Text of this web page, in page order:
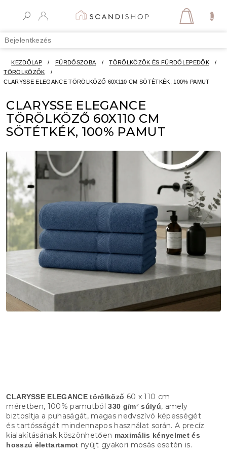
Bejelentkezés
KOSÁR
KEZDŐLAP / FÜRDŐSZOBA / TÖRÖLKÖZŐK ÉS FÜRDŐLEPEDŐK
/
TÖRÖLKÖZŐK
/
CLARYSSE ELEGANCE TÖRÖLKÖZŐ 60X110 CM SÖTÉTKÉK, 100% PAMUT
CLARYSSE ELEGANCE
TÖRÖLKÖZŐ 60X110 CM
SÖTÉTKÉK, 100% PAMUT
CLARYSSE ELEGANCE törölköző 60 x 110 cm
méretben, 100% pamutból330 g/m² súlyú, amely
biztosítja a puhaságát, magas nedvszívó képességét
és tartósságát mindennapos használat során. A precíz
kialakításának köszönhetően maximális kényelmet és
hosszú élettartamot nyújt gyakori mosás esetén is.